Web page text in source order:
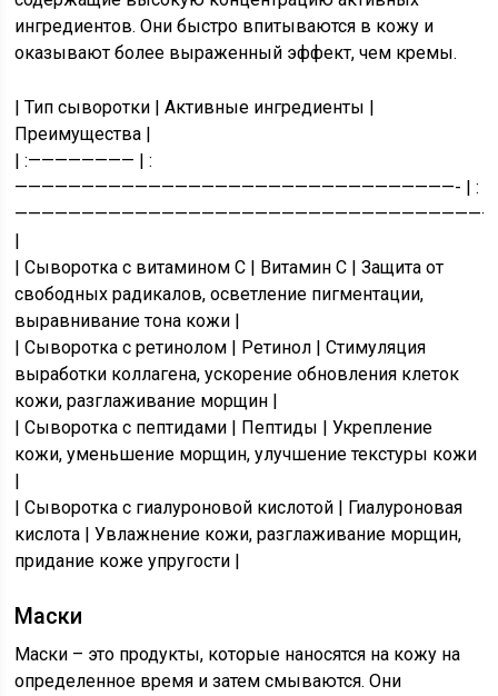
ингредиентов. Они быстро впитываются в кожу и
оказывают более выраженный эффект, чем кремы.
| Тип сыворотки | Активные ингредиенты |
Преимущества |
| :———————— | :
—————————————————————————————————- | :
|
| Сыворотка с витамином С | Витамин С | Защита от
свободных радикалов, осветление пигментации,
выравнивание тона кожи |
| Сыворотка с ретинолом | Ретинол | Стимуляция
выработки коллагена, ускорение обновления клеток
кожи, разглаживание морщин |
| Сыворотка с пептидами | Пептиды | Укрепление
кожи, уменьшение морщин, улучшение текстуры кожи
|
| Сыворотка с гиалуроновой кислотой | Гиалуроновая
кислота | Увлажнение кожи, разглаживание морщин,
придание коже упругости |
Маски
Маски – это продукты, которые наносятся на кожу на
определенное время и затем смываются. Они